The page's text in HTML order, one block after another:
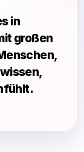
in
großen